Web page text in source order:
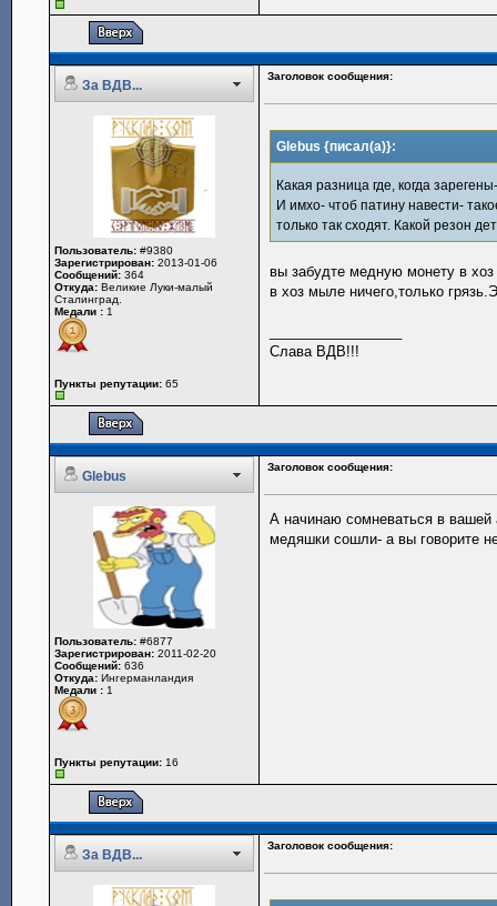
За ВДВ...
Заголовок сообщения:
Пользователь: #9380
Зарегистрирован: 2013-01-06
Сообщений: 364
Откуда: Великие Луки-малый
Сталинград.
Медали : 1
Пункты репутации: 65
Glebus {писал(а)}:
Какая разница где, когда
И имхо- чтоб патину навести-
только так сходят. Какой резон
вы забудте медную монету в
в хоз мыле ничего,только
Слава ВДВ!!!
Glebus
Заголовок сообщения:
Пользователь: #6877
Зарегистрирован: 2011-02-20
Сообщений: 636
Откуда: Ингерманландия
Медали : 1
Пункты репутации: 16
А начинаю сомневаться в вашей
медяшки сошли- а вы говорите
За ВДВ...
Заголовок сообщения: